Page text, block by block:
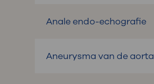
Anale endo-echografie
Aneurysma van de aorta